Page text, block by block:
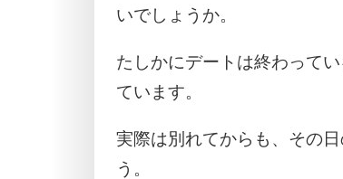
いでしょうか。
たしかにデートは終わって
ています。
実際は別れてからも、その
う。